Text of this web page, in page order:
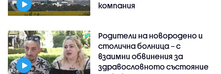
компания
Родители на новородено и
столична болница – с
взаимни обвинения за
здравословното състояние